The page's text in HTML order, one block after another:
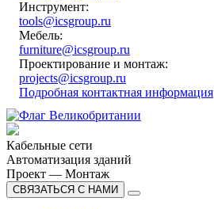
Инструмент:
tools@icsgroup.ru
Мебель:
furniture@icsgroup.ru
Проектирование и монтаж:
projects@icsgroup.ru
Подробная контактная информация
Кабельные сети
Автоматизация зданий
Проект — Монтаж
СВЯЗАТЬСЯ С НАМИ